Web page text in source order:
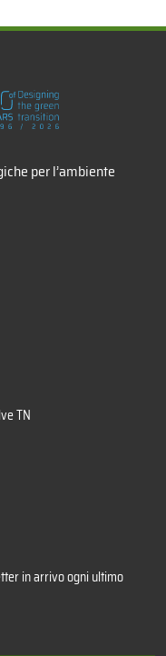
per l’ambiente
TN
in arrivo ogni ultimo